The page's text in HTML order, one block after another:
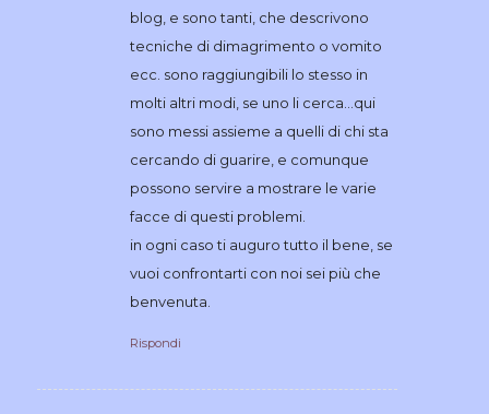
blog, e sono tanti, che descrivono
tecniche di dimagrimento o vomito
ecc. sono raggiungibili lo stesso in
molti altri modi, se uno li cerca…qui
sono messi assieme a quelli di chi sta
cercando di guarire, e comunque
possono servire a mostrare le varie
facce di questi problemi.
in ogni caso ti auguro tutto il bene, se
vuoi confrontarti con noi sei più che
benvenuta.
Rispondi